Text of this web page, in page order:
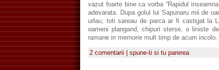
vazut foarte bine ca vorba “Rapidul
adevarata. Dupa golul lui Sapunaru mii de
urlau, toti sareau de parca ar fi castigat la
oameni plangand, chipuri sterse, o liniste
ramane in memorie mult timp de acum incolo.
2 comentarii | spune-ti si tu parerea